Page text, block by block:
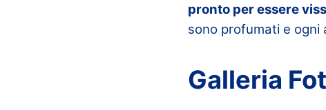
pronto per essere
sono profumati e ogni
Galleria